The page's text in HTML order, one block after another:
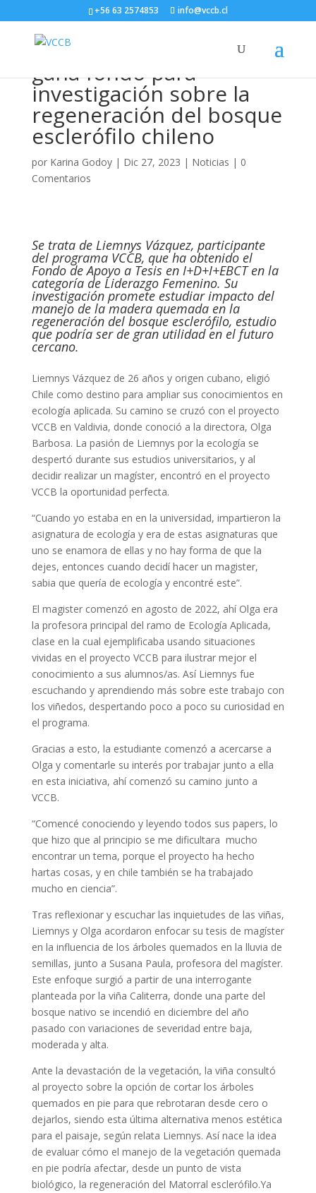
+56 63 2574853 info@vccb.cl
Alumna tesista de VCCB
gana fondo para
investigación sobre la
regeneración del bosque
esclerófilo chileno
por Karina Godoy| Dic 27, 2023 | Noticias | 0
Comentarios
Se trata de Liemnys Vázquez, participante
del programa VCCB, que ha obtenido el
Fondo de Apoyo a Tesis en I+D+I+EBCT en la
categoría de Liderazgo Femenino. Su
investigación promete estudiar impacto del
manejo de la madera quemada en la
regeneración del bosque esclerófilo, estudio
que podría ser de gran utilidad en el futuro
cercano.
Liemnys Vázquez de 26 años y origen cubano, eligió
Chile como destino para ampliar sus conocimientos en
ecología aplicada. Su camino se cruzó con el proyecto
VCCB en Valdivia, donde conoció a la directora, Olga
Barbosa. La pasión de Liemnys por la ecología se
despertó durante sus estudios universitarios, y al
decidir realizar un magíster, encontró en el proyecto
VCCB la oportunidad perfecta.
“Cuando yo estaba en en la universidad, impartieron la
asignatura de ecología y era de estas asignaturas que
uno se enamora de ellas y no hay forma de que la
dejes, entonces cuando decidí hacer un magister,
sabia que quería de ecología y encontré este”.
El magister comenzó en agosto de 2022, ahí Olga era
la profesora principal del ramo de Ecología Aplicada,
clase en la cual ejemplificaba usando situaciones
vividas en el proyecto VCCB para ilustrar mejor el
conocimiento a sus alumnos/as. Así Liemnys fue
escuchando y aprendiendo más sobre este trabajo con
los viñedos, despertando poco a poco su curiosidad en
el programa.
Gracias a esto, la estudiante comenzó a acercarse a
Olga y comentarle su interés por trabajar junto a ella
en esta iniciativa, ahí comenzó su camino junto a
VCCB.
“Comencé conociendo y leyendo todos sus papers, lo
que hizo que al principio se me dificultara mucho
encontrar un tema, porque el proyecto ha hecho
hartas cosas, y en chile también se ha trabajado
mucho en ciencia”.
Tras reflexionar y escuchar las inquietudes de las viñas,
Liemnys y Olga acordaron enfocar su tesis de magíster
en la influencia de los árboles quemados en la lluvia de
semillas, junto a Susana Paula, profesora del magíster.
Este enfoque surgió a partir de una interrogante
planteada por la viña Caliterra, donde una parte del
bosque nativo se incendió en diciembre del año
pasado con variaciones de severidad entre baja,
moderada y alta.
Ante la devastación de la vegetación, la viña consultó
al proyecto sobre la opción de cortar los árboles
quemados en pie para que rebrotaran desde cero o
dejarlos, siendo esta última alternativa menos estética
para el paisaje, según relata Liemnys. Así nace la idea
de evaluar cómo el manejo de la vegetación quemada
en pie podría afectar, desde un punto de vista
biológico, la regeneración del Matorral esclerófilo.Ya